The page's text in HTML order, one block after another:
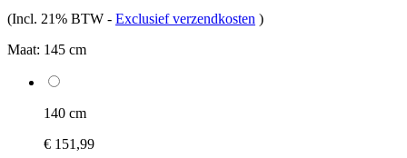
(Incl. 21% BTW - Exclusief verzendkosten )
Maat: 145 cm
140 cm
€ 151,99